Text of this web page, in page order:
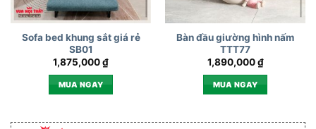
Sofa bed khung sắt giá rẻ
SB01
1,875,000₫
MUA NGAY
Bàn đầu giường hình nấm
TTT77
1,890,000₫
MUA NGAY